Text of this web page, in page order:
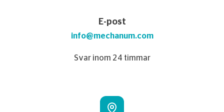
E-post
info@mechanum.com
Svar inom 24 timmar